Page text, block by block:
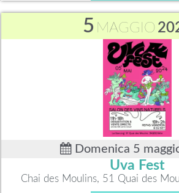
5 MAGGIO
Domenica 5
Uva Fest
Chai des Moulins, 51 Quai des